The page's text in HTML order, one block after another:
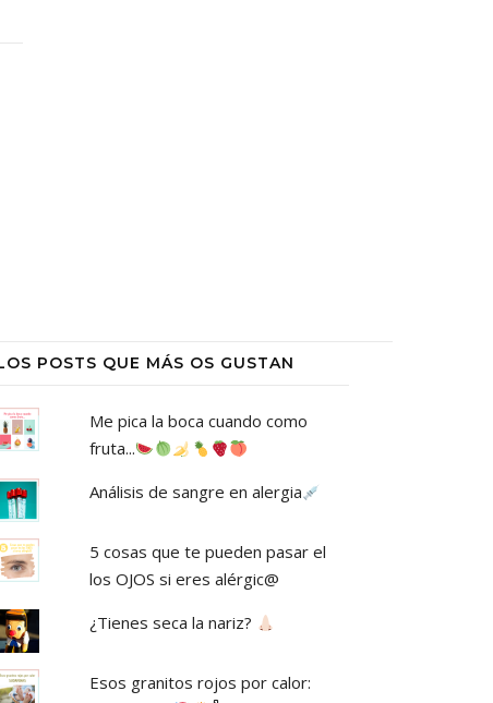
POSTS QUE MÁS OS GUSTAN
Me pica la boca cuando como
fruta...
Análisis de sangre en alergia
5 cosas que te pueden pasar el
los OJOS si eres alérgic@
¿Tienes seca la nariz?
Esos granitos rojos por calor: